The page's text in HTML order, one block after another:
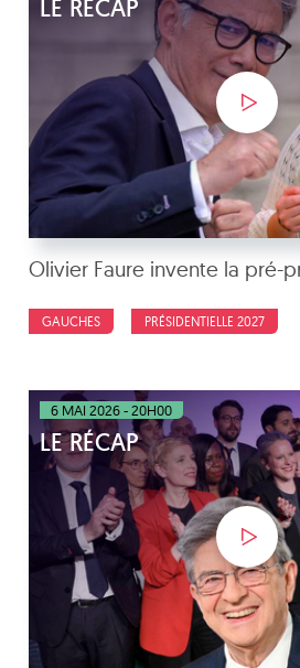
LE RÉCAP
Olivier Faure invente la pré-
GAUCHES PRÉSIDENTIELLE 2027
6 MAI 2026 - 20H00
LE RÉCAP